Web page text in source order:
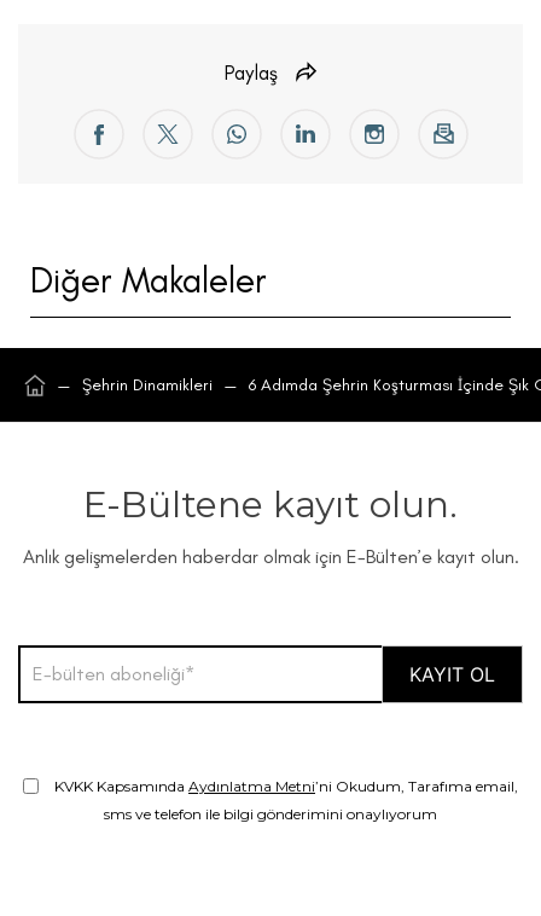
Paylaş
Diğer Makaleler
— Şehrin Dinamikleri — 6 Adımda Şehrin Koşturması İçinde Şık
E-Bültene kayıt olun.
Anlık gelişmelerden haberdar olmak için E-Bülten’e kayıt olun.
KVKK Kapsamında Aydınlatma Metni’ni Okudum, Tarafıma email,
sms ve telefon ile bilgi gönderimini onaylıyorum